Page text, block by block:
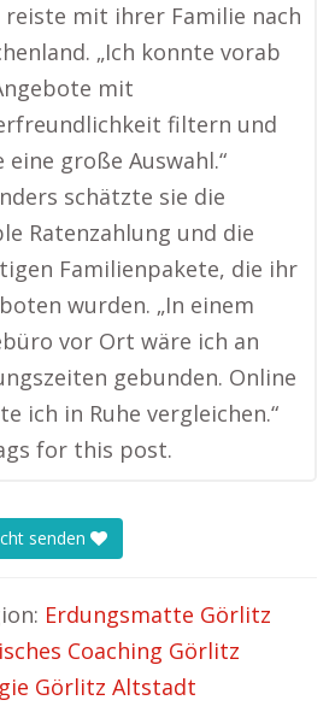
reiste mit ihrer Familie nach
„Ich konnte vorab
mit
filtern und
eine große Auswahl.“
schätzte sie die
Ratenzahlung und die
Familienpakete, die ihr
wurden. „In einem
vor Ort wäre ich an
gebunden. Online
ich in Ruhe vergleichen.“
for this post.
senden
Erdungsmatte Görlitz
Coaching Görlitz
Görlitz Altstadt